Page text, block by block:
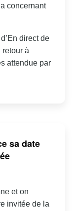
concernant
direct de
retour à
attendue par
sa date
et on
invitée de la